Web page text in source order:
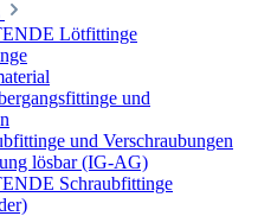
Lötfittinge
und
und Verschraubungen
lösbar (IG-AG)
Schraubfittinge